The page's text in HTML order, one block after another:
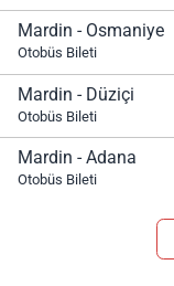
Mardin - Osmaniye
Otobüs Bileti
Mardin - Düziçi
Otobüs Bileti
Mardin - Adana
Otobüs Bileti